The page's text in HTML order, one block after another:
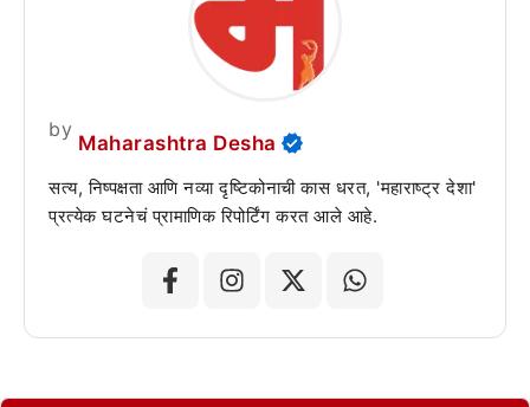
by
Maharashtra Desha
सत्य, निष्पक्षता आणि नव्या दृष्टिकोनाची कास धरत, 'महाराष्ट्र देशा'
प्रत्येक घटनेचं प्रामाणिक रिपोर्टिंग करत आले आहे.